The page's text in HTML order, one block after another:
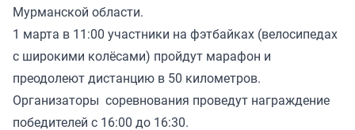
Мурманской области.
1 марта в 11:00 участники на фэтбайках (велосипедах
с широкими колёсами) пройдут марафон и
преодолеют дистанцию в 50 километров.
Организаторы соревнования проведут награждение
победителей с 16:00 до 16:30.